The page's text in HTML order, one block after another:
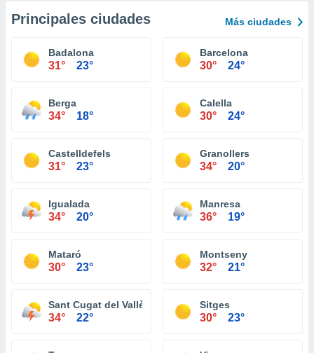
Principales ciudades Más ciudades
Badalona
31° 23°
Barcelona
30° 24°
Berga
34° 18°
Calella
30° 24°
Castelldefels
31° 23°
Granollers
34° 20°
Igualada
34° 20°
Manresa
36° 19°
Mataró
30° 23°
Montseny
32° 21°
Sant Cugat del Vallès
34° 22°
Sitges
30° 23°